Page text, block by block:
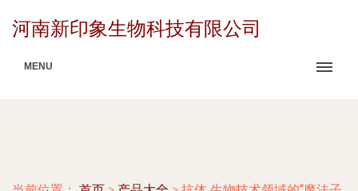
河南新印象生物科技有限公司
MENU